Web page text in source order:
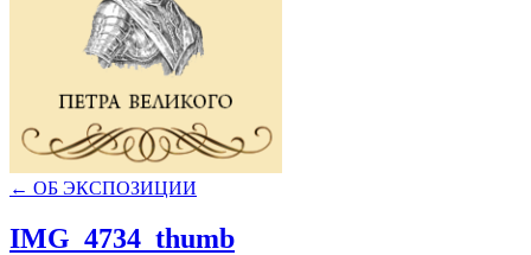
← ОБ ЭКСПОЗИЦИИ
IMG_4734_thumb